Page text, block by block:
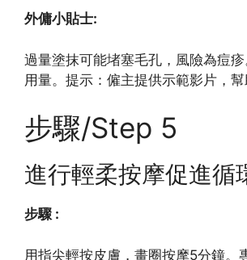
外傭小貼士:
過量塗抹可能堵塞毛孔，風險為痘
用量。提示：僱主提供示範影片，幫
步驟/Step 5
進行輕柔按摩促進循
步驟 :
用指尖輕按皮膚，畫圈按摩5分鐘。